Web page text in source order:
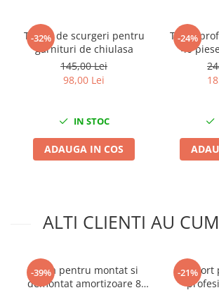
Opel
Peugeot
Skoda
Suzuki
Scule pentru tinichigerie
Accesorii Pneumatice
-32%
Tester de scurgeri pentru
garnituri de chiulasa
145,00 Lei
98,00 Lei
IN STOC
ADAUGA IN COS
-24%
Trusa
40
ALTI CLIENTI AU
-39%
Trusa pentru montat si
demontat amortizoare 8
-21%
Suport